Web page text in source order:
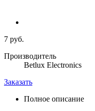
7 руб.
Производитель
Betlux Electronics
Заказать
Полное описание